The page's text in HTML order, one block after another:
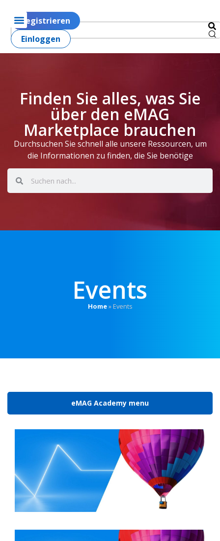
Registrieren
Einloggen
Finden Sie alles, was Sie
über den eMAG
Marketplace brauchen
Durchsuchen Sie schnell alle unsere Ressourcen, um
die Informationen zu finden, die Sie benötige
Events
Home»Events
eMAG Academy menu